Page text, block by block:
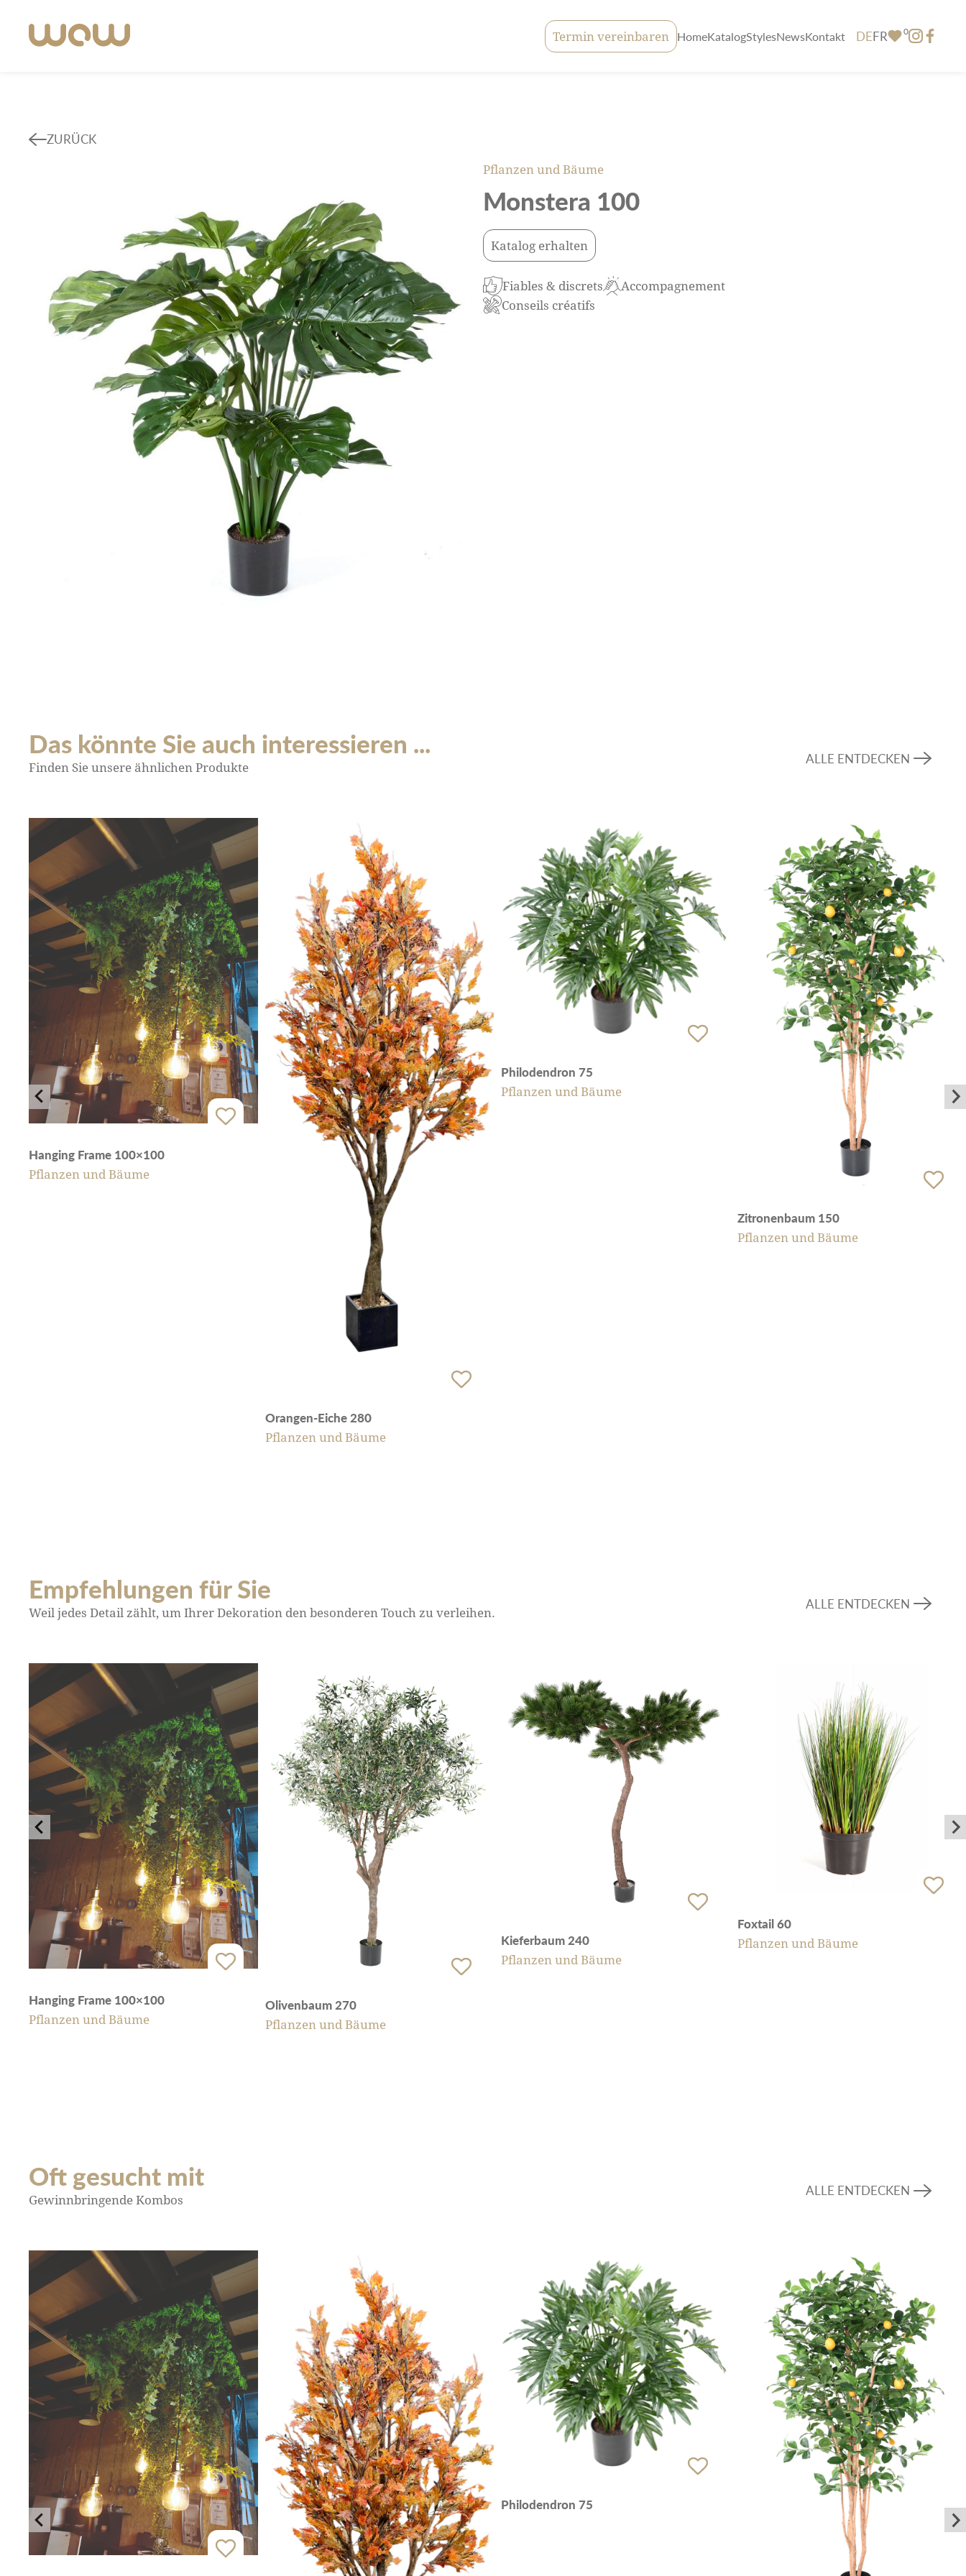
Termin vereinbaren HomeKatalogStylesNewsKontakt DEFR 0
ZURÜCK
Pflanzen und Bäume
Monstera 100
Katalog erhalten
Fiables & discrets
Conseils créatifs
Accompagnement
Das könnte Sie auch interessieren ...
Finden Sie unsere ähnlichen Produkte
ALLE ENTDECKEN
Hanging Frame 100×100
Pflanzen und Bäume
Orangen-Eiche 280
Pflanzen und Bäume
Philodendron 75
Pflanzen und Bäume
Zitronenbaum 150
Pflanzen und Bäume
Empfehlungen für Sie
Weil jedes Detail zählt, um Ihrer Dekoration den besonderen Touch zu verleihen.
ALLE ENTDECKEN
Hanging Frame 100×100
Pflanzen und Bäume
Olivenbaum 270
Pflanzen und Bäume
Kieferbaum 240
Pflanzen und Bäume
Foxtail 60
Pflanzen und Bäume
Oft gesucht mit
Gewinnbringende Kombos
ALLE ENTDECKEN
Philodendron 75